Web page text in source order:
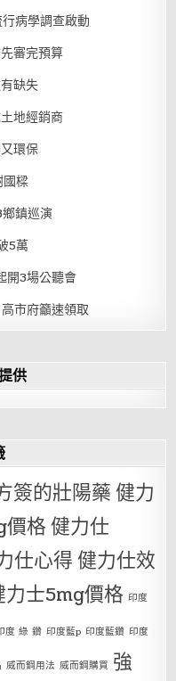
病學調查啟動
審完預算
缺失
地經銷商
環保
樑
鎮巡演
5萬
開3場公聽會
市府籲速領取
供
簽的壯陽藥健力
格健力仕
仕心得健力仕效
力士5mg價格 印度
度 綠 鑽 印度藍p 印度藍鑽 印度
威而鋼用法 威而鋼購買 強